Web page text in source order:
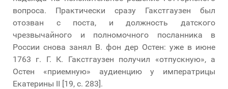
вопроса. Практически сразу Гакстгаузен был
отозван с поста, и должность датского
чрезвычайного и полномочного посланника в
России снова занял В. фон дер Остен: уже в июне
1763 г. Г. К. Гакстгаузен получил «отпускную», а
Остен «приемную» аудиенцию у императрицы
Екатерины II [19, с. 283].